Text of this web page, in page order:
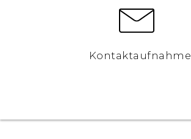
Kontaktaufnahme